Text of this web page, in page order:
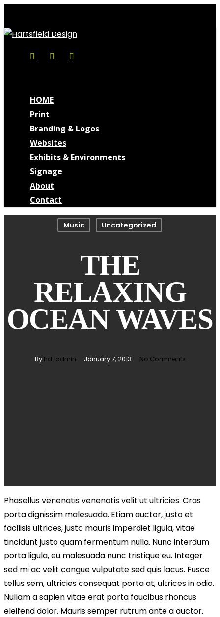
main
contentFacebookLinkedinInstagram
HOME
Print
Branding & Logos
Websites
Exhibits & Environments
Signage
About
Contact
Music Uncategorized
THE
RELAXING
OCEAN WAVES
By hd-admin January 7, 2013 No Comments
Phasellus venenatis venenatis velit ut ultricies. Cras
porta dignissim malesuada. Etiam auctor, justo et
facilisis ultrices, justo mauris imperdiet ligula, vitae
tincidunt justo quam fermentum nulla. Nunc interdum
porta ligula, eu malesuada nunc tristique eu. Integer
sed mi ac velit congue vulputate sed quis lacus. Fusce
tellus sem, ultricies consequat porta at, ultrices in odio.
Nullam a sapien vitae erat porta faucibus rhoncus
eleifend dolor. Mauris semper rutrum ante a auctor.